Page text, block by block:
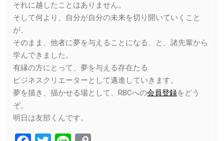
それに越したことはありません。
そして何より、自分が自分の未来を切り開いていくこと
が、
そのまま、他者に夢を与えることになる、と、諸先輩から
学んできました。
有縁の方にとって、夢を与える存在たる
ビジネスクリエーターとして邁進していきます。
夢を描き、描かせる場として、RBCへの会員登録をどう
ぞ。
明日は友部くんです。